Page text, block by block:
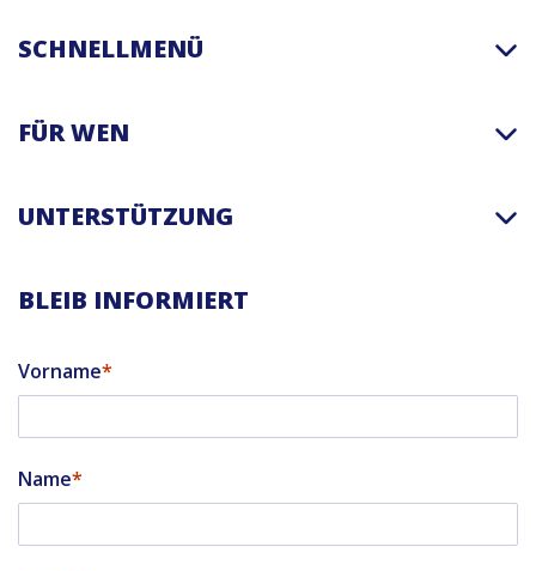
SCHNELLMENÜ
FÜR WEN
UNTERSTÜTZUNG
BLEIB INFORMIERT
Vorname
Name